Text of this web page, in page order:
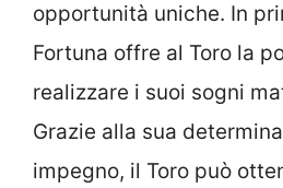
opportunità uniche. In
Fortuna offre al Toro la
realizzare i suoi sogni
Grazie alla sua
impegno, il Toro può